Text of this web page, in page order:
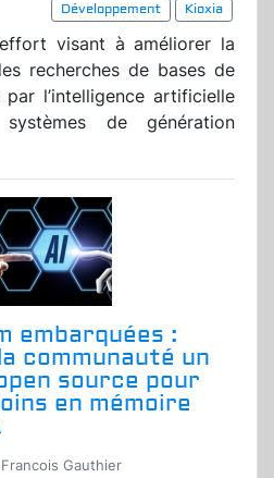
Développement
Kioxia
visant à améliorer la
recherches de bases de
l’intelligence artificielle
de génération
embarquées :
communauté un
source pour
en mémoire
Gauthier